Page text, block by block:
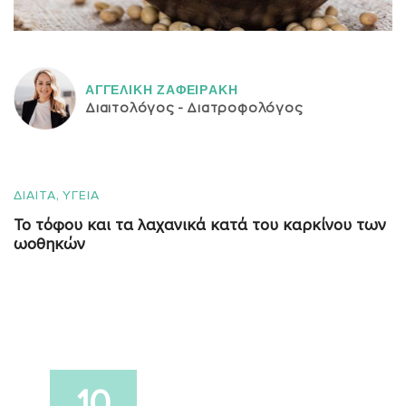
ΑΓΓΕΛΙΚH ΖΑΦΕΙΡAΚΗ
Διαιτολόγος - Διατροφολόγος
ΔΙΑΙΤΑ, ΥΓΕΙΑ
Το τόφου και τα λαχανικά κατά του καρκίνου των
ωοθηκών